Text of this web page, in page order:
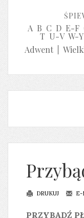
A B C D E-F
T U-V W-Y
Adwent|
DRUKUJ E-
PRZYBĄDŹ